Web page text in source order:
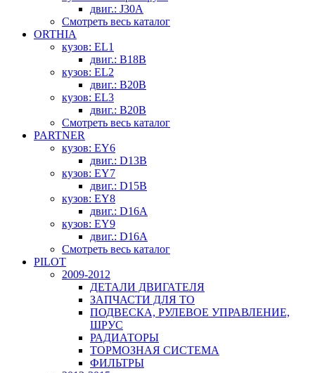
двиг.: J30A
Смотреть весь каталог
ORTHIA
кузов: EL1
двиг.: B18B
кузов: EL2
двиг.: B20B
кузов: EL3
двиг.: B20B
Смотреть весь каталог
PARTNER
кузов: EY6
двиг.: D13B
кузов: EY7
двиг.: D15B
кузов: EY8
двиг.: D16A
кузов: EY9
двиг.: D16A
Смотреть весь каталог
PILOT
2009-2012
ДЕТАЛИ ДВИГАТЕЛЯ
ЗАПЧАСТИ ДЛЯ ТО
ПОДВЕСКА, РУЛЕВОЕ УПРАВЛЕНИЕ,
ШРУС
РАДИАТОРЫ
ТОРМОЗНАЯ СИСТЕМА
ФИЛЬТРЫ